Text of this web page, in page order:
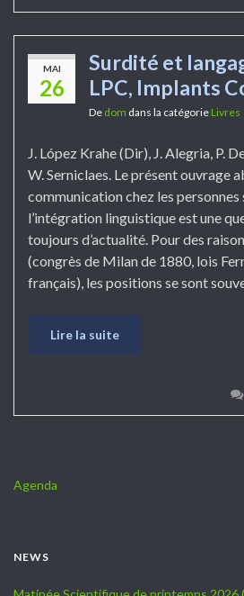
MAI
26
Surdité et
LPC, Implants
De dom dans la catégorie Livres
J. López Krahe (Dir), J. Alegria, P.
W. Serniclaes. Le présent ouvrage
communication chez les personnes
l’intégration linguistique est une
toujours d’actualité. Pour des
(congrès de Milan de 1880, lois
français), les positions se sont
Lire la suite
Agenda
NEWS